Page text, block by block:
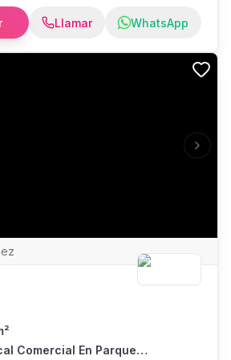
los $993.45
Llamar WhatsApp
Next
Comercial En Parque